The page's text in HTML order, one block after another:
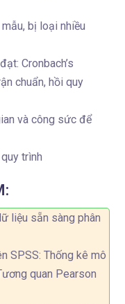
bị loại nhiều
Cronbach’s
chuẩn, hồi quy
và công sức để
trình
liệu sẵn sàng phân
SPSS: Thống kê mô
quan Pearson